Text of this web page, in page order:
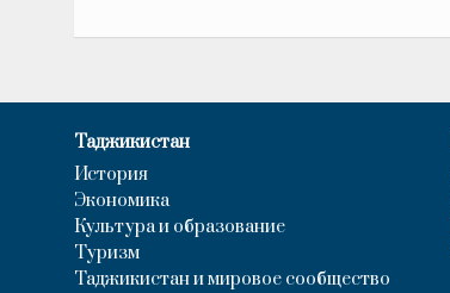
Таджикистан
История
Экономика
Культура и образование
Туризм
Таджикистан и мировое сообщество